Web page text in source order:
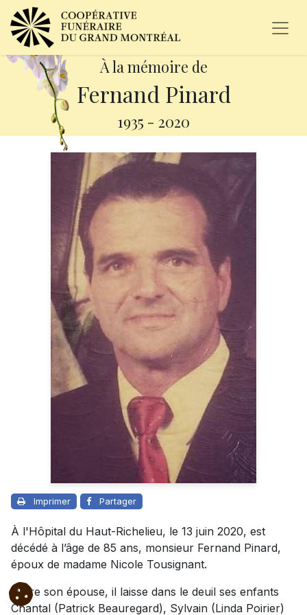
À la mémoire de
Fernand Pinard
1935 - 2020
Imprimer Partager
À l'Hôpital du Haut-Richelieu, le 13 juin 2020, est
décédé à l’âge de 85 ans, monsieur Fernand Pinard,
époux de madame Nicole Tousignant.
Outre son épouse, il laisse dans le deuil ses enfants
Chantal (Patrick Beauregard), Sylvain (Linda Poirier)